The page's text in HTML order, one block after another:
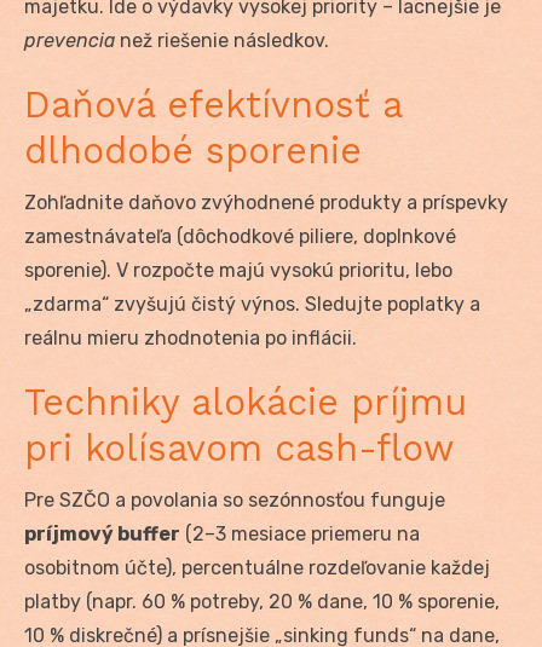
majetku. Ide o výdavky vysokej priority – lacnejšie je
prevencia než riešenie následkov.
Daňová efektívnosť a
dlhodobé sporenie
Zohľadnite daňovo zvýhodnené produkty a príspevky
zamestnávateľa (dôchodkové piliere, doplnkové
sporenie). V rozpočte majú vysokú prioritu, lebo
„zdarma“ zvyšujú čistý výnos. Sledujte poplatky a
reálnu mieru zhodnotenia po inflácii.
Techniky alokácie príjmu
pri kolísavom cash-flow
Pre SZČO a povolania so sezónnosťou funguje
príjmový buffer (2–3 mesiace priemeru na
osobitnom účte), percentuálne rozdeľovanie každej
platby (napr. 60 % potreby, 20 % dane, 10 % sporenie,
10 % diskrečné) a prísnejšie „sinking funds“ na dane,